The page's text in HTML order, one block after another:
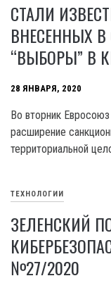
СТАЛИ
ВНЕСЕННЫХ
“ВЫБОРЫ” В
28 ЯНВАРЯ, 2020
Во вторник
расширение
территориальной
ТЕХНОЛОГИИ
ЗЕЛЕНСКИЙ
№27/2020